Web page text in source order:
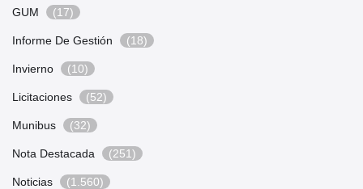
GUM (17)
Informe De Gestión (18)
Invierno (10)
Licitaciones (52)
Munibus (32)
Nota Destacada (251)
Noticias (1.560)